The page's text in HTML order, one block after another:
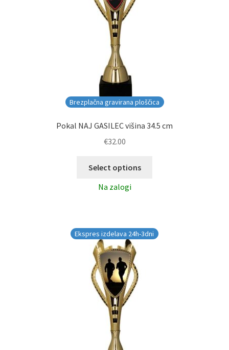
Brezplačna gravirana ploščica
Pokal NAJ GASILEC višina 34.5 cm
€32.00
Select options
Na zalogi
Ekspres izdelava 24h-3dni